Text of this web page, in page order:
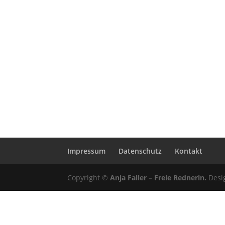
Impressum Datenschutz Kontakt
Copyright ©Anja Faller – Freie Rednerin.